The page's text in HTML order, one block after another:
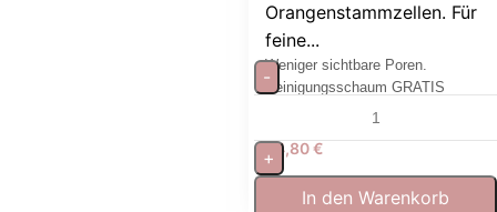
Orangenstammzellen. Für
feine...
Weniger sichtbare Poren.
Reinigungsschaum GRATIS
64,80€
-
+
In den Warenkorb